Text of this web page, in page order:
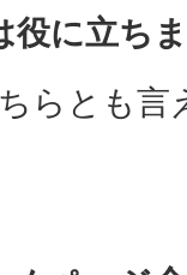
役に立ち
らとも言